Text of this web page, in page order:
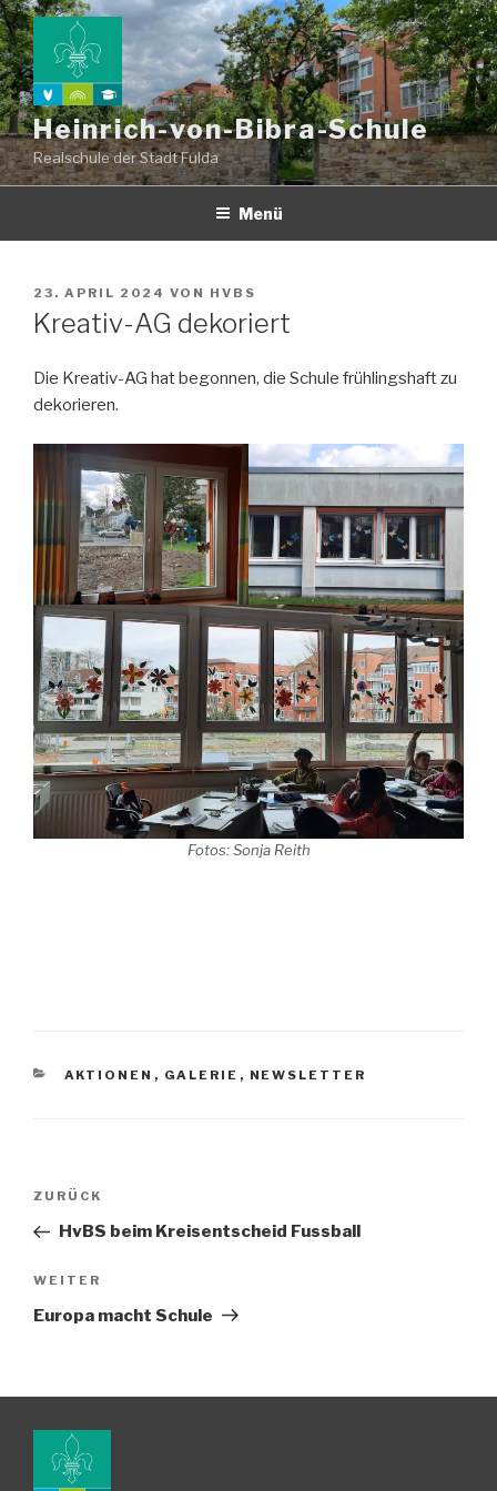
Zum
Inhalt
springen
Heinrich-von-Bibra-Schule
Realschule der Stadt Fulda
Menü
VERÖFFENTLICHT
AM
23. APRIL 2024 VON HVBS
Kreativ-AG dekoriert
Die Kreativ-AG hat begonnen, die Schule frühlingshaft zu
dekorieren.
Fotos: Sonja Reith
KATEGORIEN
AKTIONEN , GALERIE , NEWSLETTER
Beitragsnavigation
Vorheriger
Beitrag
ZURÜCK
HvBS beim Kreisentscheid Fussball
Nächster
Beitrag
WEITER
Europa macht Schule